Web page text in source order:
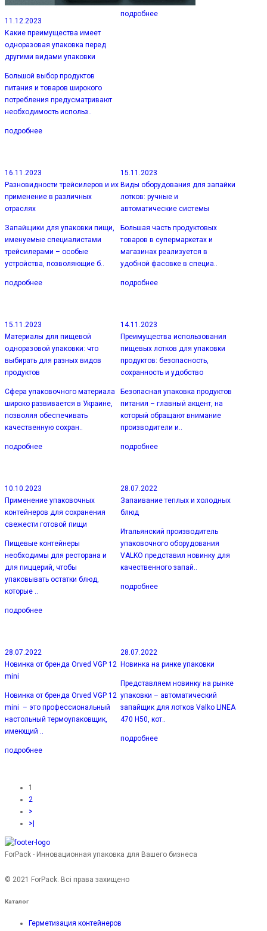
11.12.2023
Какие преимущества имеет
одноразовая упаковка перед
другими видами упаковки
Большой выбор продуктов
питания и товаров широкого
потребления предусматривают
необходимость использ..
подробнее
подробнее
16.11.2023
Разновидности трейсилеров и их
применение в различных
отраслях
Запайщики для упаковки пищи,
именуемые специалистами
трейсилерами – особые
устройства, позволяющие б..
подробнее
15.11.2023
Виды оборудования для запайки
лотков: ручные и
автоматические системы
Большая часть продуктовых
товаров в супермаркетах и
магазинах реализуется в
удобной фасовке в специа..
подробнее
15.11.2023
Материалы для пищевой
одноразовой упаковки: что
выбирать для разных видов
продуктов
Сфера упаковочного материала
широко развивается в Украине,
позволяя обеспечивать
качественную сохран..
подробнее
14.11.2023
Преимущества использования
пищевых лотков для упаковки
продуктов: безопасность,
сохранность и удобство
Безопасная упаковка продуктов
питания – главный акцент, на
который обращают внимание
производители и..
подробнее
10.10.2023
Применение упаковочных
контейнеров для сохранения
свежести готовой пищи
Пищевые контейнеры
необходимы для ресторана и
для пиццерий, чтобы
упаковывать остатки блюд,
которые ..
подробнее
28.07.2022
Запаивание теплых и холодных
блюд
Итальянский производитель
упаковочного оборудования
VALKO представил новинку для
качественного запай..
подробнее
28.07.2022
Новинка от бренда Orved VGP 12
mini
Новинка от бренда Orved VGP 12
mini – это профессиональный
настольный термоупаковщик,
имеющий ..
подробнее
28.07.2022
Новинка на ринке упаковки
Представляем новинку на рынке
упаковки – автоматический
запайщик для лотков Valko LINEA
470 H50, кот..
подробнее
1
2
>
>|
ForPack - Инновационная упаковка для Вашего бизнеса
© 2021 ForPack. Всі права захищено
Каталог
Герметизация контейнеров